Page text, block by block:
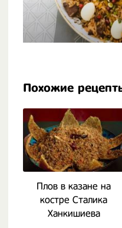
Похожие
Плов в казане на
костре Сталика
Ханкишиева